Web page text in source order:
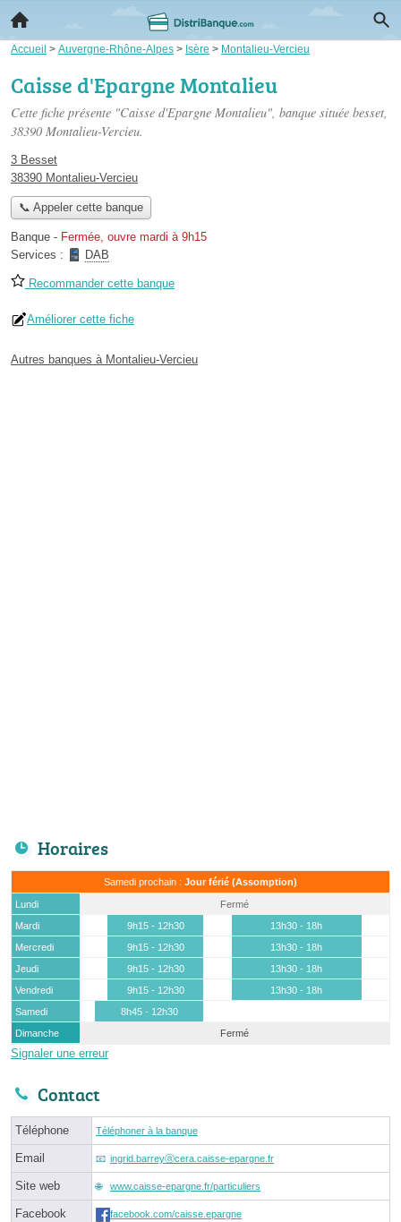
Accueil > Auvergne-Rhône-Alpes > Isère > Montalieu-Vercieu
Caisse d'Epargne Montalieu
Cette fiche présente "Caisse d'Epargne Montalieu", banque située besset,
38390 Montalieu-Vercieu.
3 Besset
38390 Montalieu-Vercieu
📞 Appeler cette banque
Banque - Fermée, ouvre mardi à 9h15
Services :
DAB
Recommander cette banque
Améliorer cette fiche
Autres banques à Montalieu-Vercieu
Horaires
Samedi prochain : Jour férié (Assomption)
Lundi
Fermé
Mardi
9h15 - 12h30
13h30 - 18h
Mercredi
9h15 - 12h30
13h30 - 18h
Jeudi
9h15 - 12h30
13h30 - 18h
Vendredi
9h15 - 12h30
13h30 - 18h
Samedi
8h45 - 12h30
Dimanche
Fermé
Signaler une erreur
Contact
Téléphone Téléphoner à la banque
Email ingrid.barreyⓐcera.caisse-epargne.fr
Site web www.caisse-epargne.fr/particuliers
Facebook facebook.com/caisse.epargne